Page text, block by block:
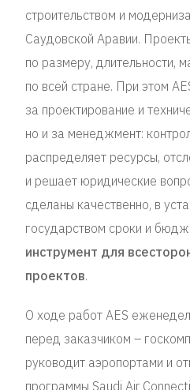
строительством и
Саудовской Аравии.
по размеру, длительности,
по всей стране. При этом
за проектирование и
но и за менеджмент:
распределяет ресурсы,
и решает юридические
сделаны качественно, в
государством сроки и
инструмент для
проектов.
О ходе работ AES
перед заказчиком –
руководит аэропортами и
программы Saudi Air